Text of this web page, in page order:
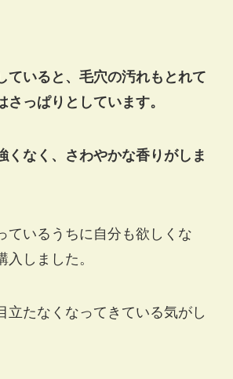
ていると、毛穴の汚れもとれて
さっぱりとしています。
くなく、さわやかな香りがしま
ているうちに自分も欲しくな
入しました。
立たなくなってきている気がし